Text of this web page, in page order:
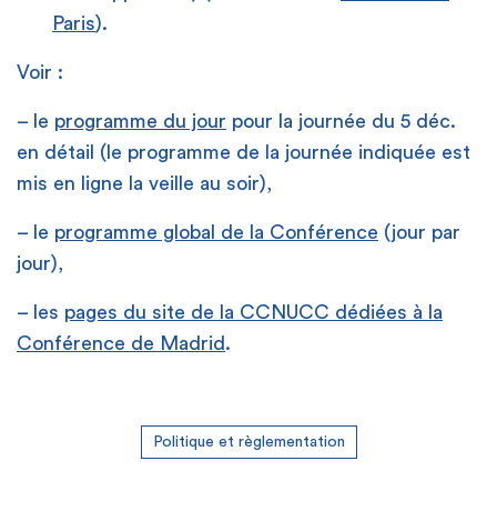
Paris).
Voir :
– le programme du jour pour la journée du 5 déc.
en détail (le programme de la journée indiquée est
mis en ligne la veille au soir),
– le programme global de la Conférence (jour par
jour),
– les pages du site de la CCNUCC dédiées à la
Conférence de Madrid .
Politique et règlementation